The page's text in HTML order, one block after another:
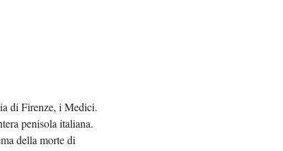
di Firenze, i Medici.
penisola italiana.
della morte di